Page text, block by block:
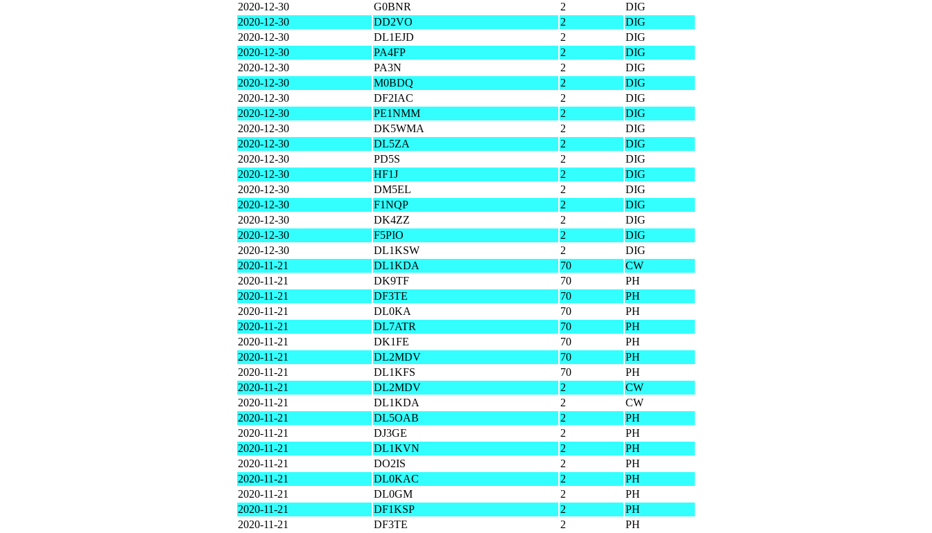
2020-12-30
G0BNR 2
DIG
2020-12-30
DD2VO 2
DIG
2020-12-30
DL1EJD 2
DIG
2020-12-30
PA4FP 2
DIG
2020-12-30
PA3N 2
DIG
2020-12-30
M0BDQ 2
DIG
2020-12-30
DF2IAC 2
DIG
2020-12-30
PE1NMM 2
DIG
2020-12-30
DK5WMA 2
DIG
2020-12-30
DL5ZA 2
DIG
2020-12-30
PD5S 2
DIG
2020-12-30
HF1J 2
DIG
2020-12-30
DM5EL 2
DIG
2020-12-30
F1NQP 2
DIG
2020-12-30
DK4ZZ 2
DIG
2020-12-30
F5PIO 2
DIG
2020-12-30
DL1KSW 2
DIG
2020-11-21
DL1KDA 70
CW
2020-11-21
DK9TF 70
PH
2020-11-21
DF3TE 70
PH
2020-11-21
DL0KA 70
PH
2020-11-21
DL7ATR 70
PH
2020-11-21
DK1FE 70
PH
2020-11-21
DL2MDV 70
PH
2020-11-21
DL1KFS 70
PH
2020-11-21
DL2MDV 2
CW
2020-11-21
DL1KDA 2
CW
2020-11-21
DL5OAB 2
PH
2020-11-21
DJ3GE 2
PH
2020-11-21
DL1KVN 2
PH
2020-11-21
DO2IS 2
PH
2020-11-21
DL0KAC 2
PH
2020-11-21
DL0GM 2
PH
2020-11-21
DF1KSP 2
PH
2020-11-21
DF3TE 2
PH